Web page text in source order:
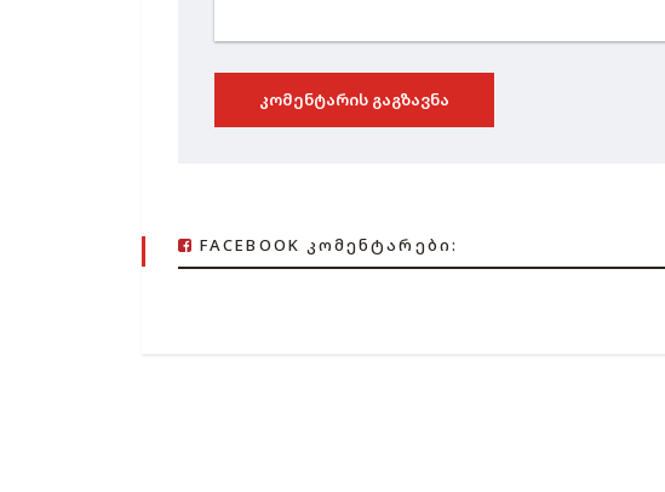
ᲙᲝᲛᲔᲜᲢᲐᲠᲘᲡ ᲒᲐᲒᲖᲐᲕᲜᲐ
FACEBOOK ᲙᲝᲛᲔᲜᲢᲐᲠᲔᲑᲘ: